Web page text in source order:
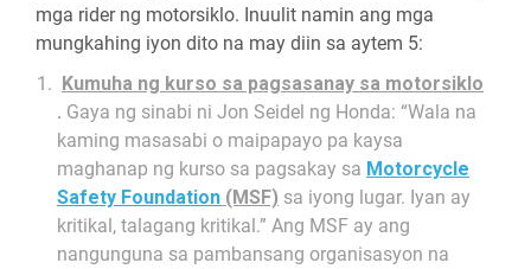
mga rider ng motorsiklo. Inuulit namin ang mga
mungkahing iyon dito na may diin sa aytem 5:
Kumuha ng kurso sa pagsasanay sa motorsiklo
. Gaya ng sinabi ni Jon Seidel ng Honda: “Wala na
kaming masasabi o maipapayo pa kaysa
maghanap ng kurso sa pagsakay sa Motorcycle
Safety Foundation (MSF) sa iyong lugar. Iyan ay
kritikal, talagang kritikal.” Ang MSF ay ang
nangunguna sa pambansang organisasyon na